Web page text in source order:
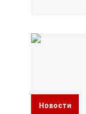
Новости